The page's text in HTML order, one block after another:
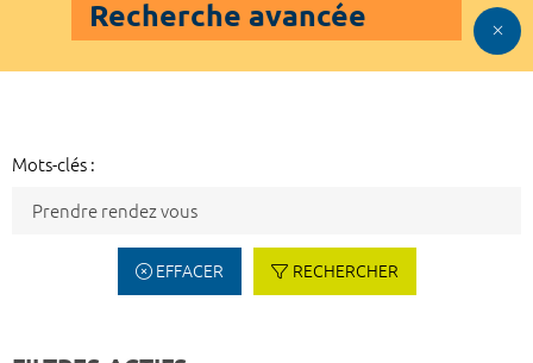
Recherche avancée
Mots-clés :
EFFACER RECHERCHER